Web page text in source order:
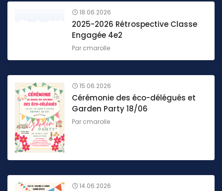
18.06.2026
2025-2026 Rétrospective Classe
Engagée 4e2
Par cmarolle
15.06.2026
Cérémonie des éco-délégués et
Garden Party 18/06
Par cmarolle
14.06.2026